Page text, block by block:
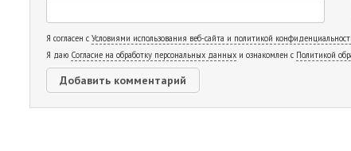
Я согласен с Условиями использования веб-сайта и политикой
Я даю Согласие на обработку персональных данных и ознакомлен с Политикой